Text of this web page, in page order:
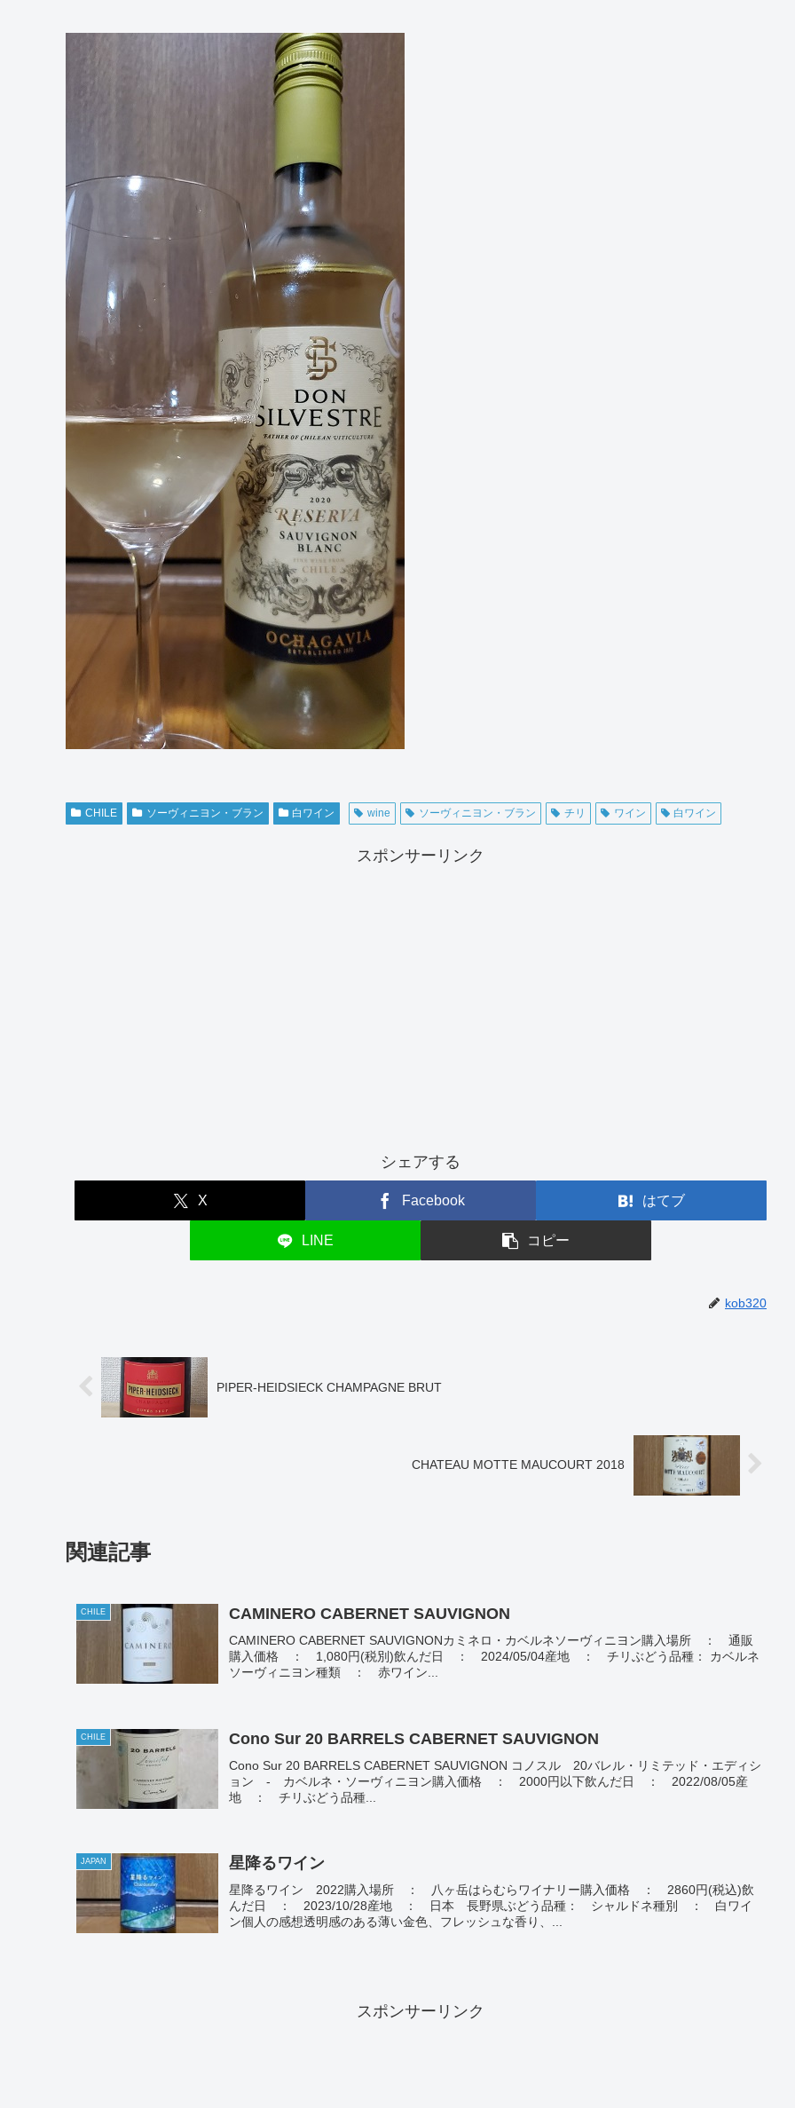
CHILE ソーヴィニヨン・ブラン 白ワイン wine ソーヴィニヨン・ブラン チリ ワイン 白ワイン
スポンサーリンク
シェアする
X Facebook はてブ
LINE コピー
kob320
PIPER-HEIDSIECK CHAMPAGNE BRUT
CHATEAU MOTTE MAUCOURT 2018
関連記事
CHILE CAMINERO CABERNET SAUVIGNON
CAMINERO CABERNET SAUVIGNONカミネロ・カベルネソーヴィニヨン購入場所 ： 通販
購入価格 ： 1,080円(税別)飲んだ日 ： 2024/05/04産地 ： チリぶどう品種： カベルネ
ソーヴィニヨン種類 ： 赤ワイン...
CHILE Cono Sur 20 BARRELS CABERNET SAUVIGNON
Cono Sur 20 BARRELS CABERNET SAUVIGNON コノスル 20バレル・リミテッド・エディシ
ョン - カベルネ・ソーヴィニヨン購入価格 ： 2000円以下飲んだ日 ： 2022/08/05産
地 ： チリぶどう品種...
JAPAN 星降るワイン
星降るワイン 2022購入場所 ： 八ヶ岳はらむらワイナリー購入価格 ： 2860円(税込)飲
んだ日 ： 2023/10/28産地 ： 日本 長野県ぶどう品種： シャルドネ種別 ： 白ワイ
ン個人の感想透明感のある薄い金色、フレッシュな香り、...
スポンサーリンク